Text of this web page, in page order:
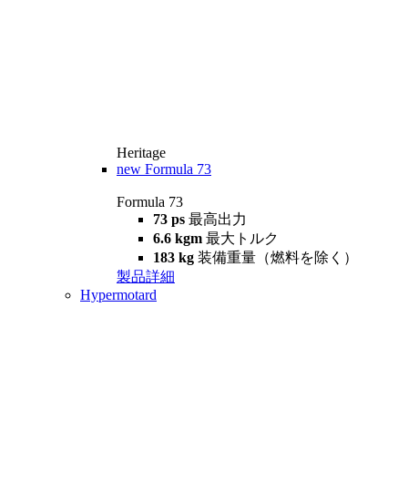
Heritage
new Formula 73
Formula 73
73 ps 最高出力
6.6 kgm 最大トルク
183 kg 装備重量（燃料を除く）
製品詳細
Hypermotard